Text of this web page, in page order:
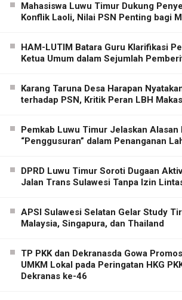
Mahasiswa Luwu Timur Dukung
Konflik Laoli, Nilai PSN Penting bagi
HAM-LUTIM Batara Guru Klarifikasi
Ketua Umum dalam Sejumlah
Karang Taruna Desa Harapan
terhadap PSN, Kritik Peran LBH
Pemkab Luwu Timur Jelaskan Alasan
“Penggusuran” dalam Penanganan
DPRD Luwu Timur Soroti Dugaan
Jalan Trans Sulawesi Tanpa Izin
APSI Sulawesi Selatan Gelar Study
Malaysia, Singapura, dan Thailand
TP PKK dan Dekranasda Gowa
UMKM Lokal pada Peringatan HKG
Dekranas ke-46